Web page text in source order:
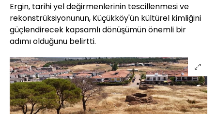
Ergin, tarihi yel değirmenlerinin tescillenmesi ve
rekonstrüksiyonunun, Küçükköy'ün kültürel kimliğini
güçlendirecek kapsamlı dönüşümün önemli bir
adımı olduğunu belirtti.